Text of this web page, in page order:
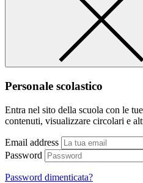
Personale scolastico
Entra nel sito della scuola con le
contenuti, visualizzare circolari e
Email address
Password
Password dimenticata?